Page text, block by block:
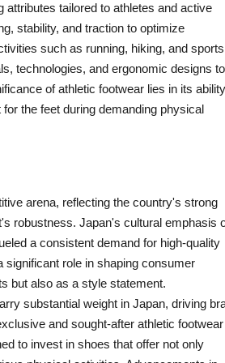
tailored to athletes and active
stability, and traction to optimize
such as running, hiking, and sports
technologies, and ergonomic designs to
of athletic footwear lies in its
the feet during demanding physical
arena, reflecting the country's strong
robustness. Japan's cultural emphasis
a consistent demand for high-quality
significant role in shaping consumer
but also as a style statement.
substantial weight in Japan, driving
and sought-after athletic footwear
to invest in shoes that offer not only